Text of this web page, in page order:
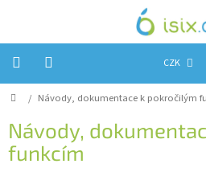
CZK
Úvod
Reklamace?
Obchodní
Domů
/ Návody, dokumentace k pokročilým
Návody,
funkcím